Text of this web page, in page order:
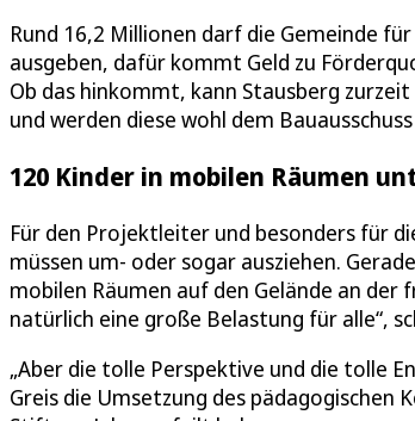
Rund 16,2 Millionen darf die Gemeinde
ausgeben, dafür kommt Geld zu
Ob das hinkommt, kann Stausberg
und werden diese wohl dem
120 Kinder in mobilen Räumen
Für den Projektleiter und besonders für
müssen um- oder sogar ausziehen.
mobilen Räumen auf den Gelände an
natürlich eine große Belastung für alle“,
„Aber die tolle Perspektive und die tolle
Greis die Umsetzung des